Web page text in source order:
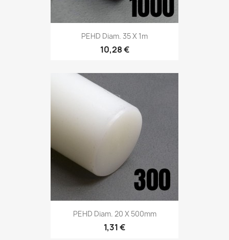
PEHD Diam. 35 X 1m
10,28 €
PEHD Diam. 20 X 500mm
1,31 €